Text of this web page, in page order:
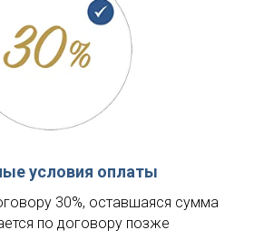
условия оплаты
30%, оставшаяся сумма
по договору позже